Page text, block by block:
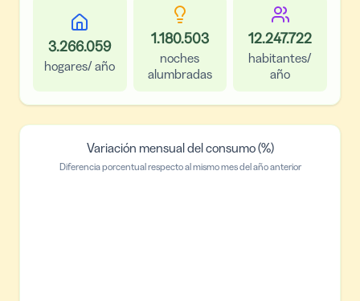
3.266.059
hogares/ año
1.180.503
noches
alumbradas
12.247.722
habitantes/
año
Variación mensual del consumo (%)
Diferencia porcentual respecto al mismo mes del año anterior